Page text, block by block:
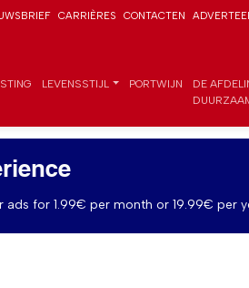
CARRIÈRES CONTACTEN
LEVENSSTIJL PORTWIJN
DE
ads for 1.99€ per month or 19.99€ per